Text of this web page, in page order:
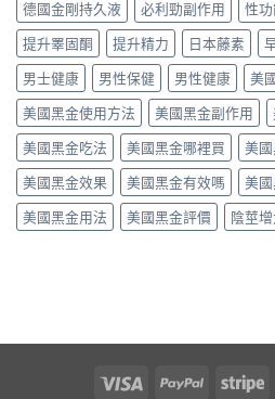
德國金剛持久液
必利勁副作用 性
提升睪固酮
提升精力 日本藤素
男士健康
男性保健 男性健康 美
美國黑金使用方法
美國黑金副作用
美國黑金吃法
美國黑金哪裡買 美
美國黑金效果
美國黑金有效嗎 美
美國黑金用法
美國黑金評價 陰莖
Visa PayPal